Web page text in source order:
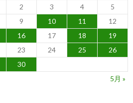
2 3 4
5
9 10 11
12
16 17 18
19
23 24 25
26
30
5月 »